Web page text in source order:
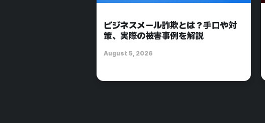
ビジネスメール詐欺とは？手口や対
策、実際の被害事例を解説
August 5, 2026